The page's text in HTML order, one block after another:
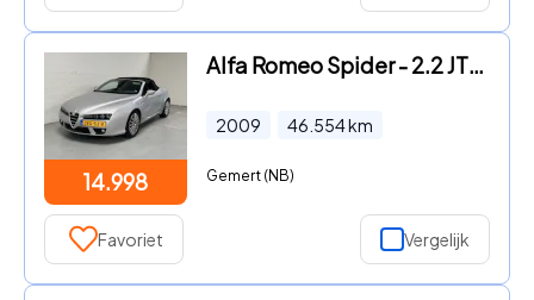
14.998
Alfa Romeo Spider - 2.2 JTS Exclusive CLIMA / CRUISE / LEER / NAVI
2009 46.554km
Gemert (NB)
Favoriet Vergelijk